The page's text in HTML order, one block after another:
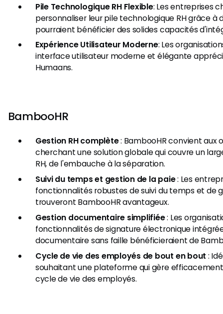
Pile Technologique RH Flexible: Les entreprises
personnaliser leur pile technologique RH grâce à
pourraient bénéficier des solides capacités
Expérience Utilisateur Moderne: Les
interface utilisateur moderne et élégante
Humaans.
BambooHR
Gestion RH complète: BambooHR convient aux
cherchant une solution globale qui couvre un
RH, de l'embauche à la séparation.
Suivi du temps et gestion de la paie: Les
fonctionnalités robustes de suivi du temps et de
trouveront BambooHR avantageux.
Gestion documentaire simplifiée: Les
fonctionnalités de signature électronique
documentaire sans faille bénéficieraient de
Cycle de vie des employés de bout en bout :
souhaitant une plateforme qui gère
cycle de vie des employés.